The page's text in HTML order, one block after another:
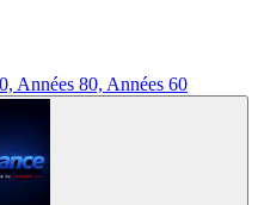
Années 80, Années 60